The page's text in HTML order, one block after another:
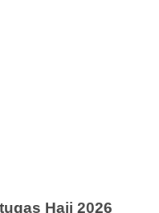
Haji 2026